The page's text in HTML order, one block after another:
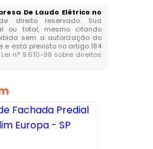
De Laudo Elétrico no
direito reservado. Sua
ou total, mesmo citando
sem a autorização do
e está previsto no artigo 184
Lei n° 9.610-98 sobre direitos